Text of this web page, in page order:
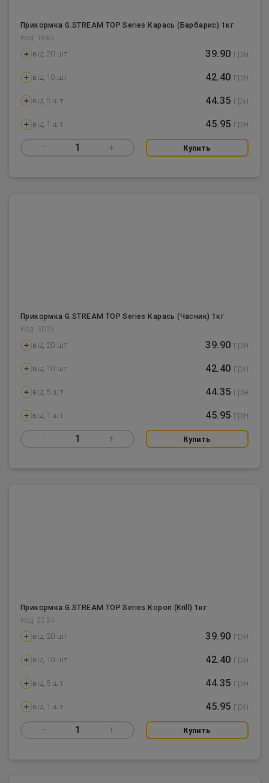
Прикормка G.STREAM TOP Series Карась (Барбарис) 1кг
Код: 1885
від 20 шт 39.90 грн
від 10 шт 42.40 грн
від 5 шт 44.35 грн
від 1 шт 45.95 грн
– 1 + Купить
Прикормка G.STREAM TOP Series Карась (Часник) 1кг
Код: 5031
від 20 шт 39.90 грн
від 10 шт 42.40 грн
від 5 шт 44.35 грн
від 1 шт 45.95 грн
– 1 + Купить
Прикормка G.STREAM TOP Series Короп (Krill) 1кг
Код: 2254
від 20 шт 39.90 грн
від 10 шт 42.40 грн
від 5 шт 44.35 грн
від 1 шт 45.95 грн
– 1 + Купить